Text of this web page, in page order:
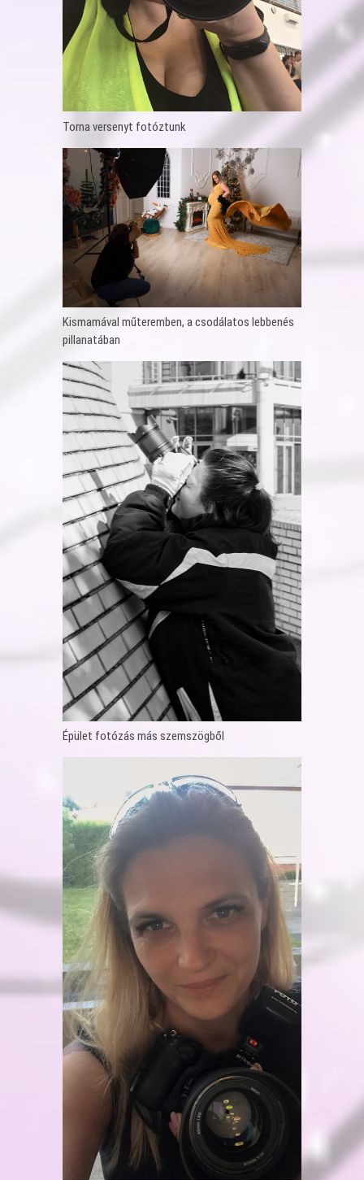
Torna versenyt fotóztunk
Kismamával műteremben, a csodálatos lebbenés
pillanatában
Épület fotózás más szemszögből